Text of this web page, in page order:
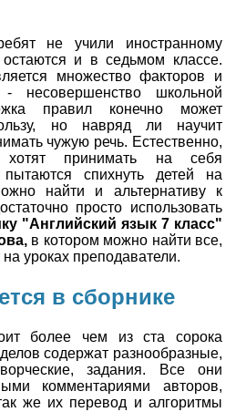
не учили иностранному
и в седьмом классе.
множество факторов и
несовершенство школьной
правил конечно может
но навряд ли научит
чужую речь. Естественно,
принимать на себя
пытаются спихнуть детей на
найти и альтернативу к
просто использовать
"Английский язык 7 класс"
в котором можно найти все,
уроках преподаватели.
в сборнике
более чем из ста сорока
содержат разнообразные,
задания. Все они
комментариями авторов,
же их перевод и алгоритмы